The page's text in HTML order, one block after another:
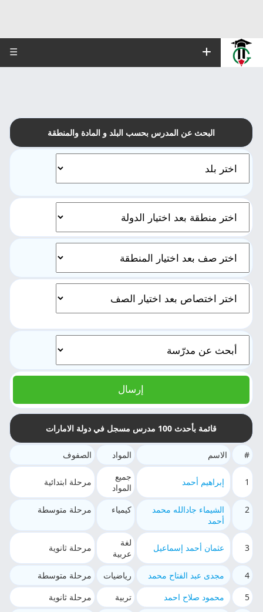
☰
البحث عن المدرس بحسب البلد و المادة والمنطقة
قائمة بأحدث 100 مدرس مسجل في دولة الامارات
# الاسم المواد الصفوف
1 إبراهيم أحمد
جميع
المواد
مرحلة ابتدائية
2
الشيماء جادالله محمد
أحمد
كيمياء مرحلة متوسطة
3 عثمان أحمد إسماعيل
لغة
عربية
مرحلة ثانوية
4 مجدى عبد الفتاح محمد رياضيات
مرحلة متوسطة
5
محمود صلاح احمد تربية
مرحلة ثانوية